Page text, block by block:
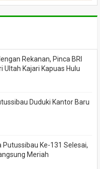
Rekanan, Pinca BRI
Ultah Kajari Kapuas Hulu
Duduki Kantor Baru
Putussibau Ke-131 Selesai,
Meriah